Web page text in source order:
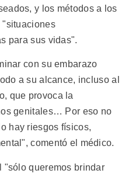
y los métodos a los
"situaciones
para sus vidas".
con su embarazo
a su alcance, incluso al
que provoca la
genitales… Por eso no
hay riesgos físicos,
comentó el médico.
"sólo queremos brindar